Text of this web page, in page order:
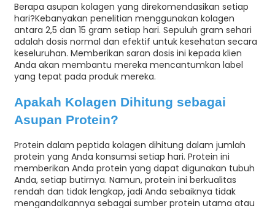
Berapa asupan kolagen yang direkomendasikan setiap
hari?Kebanyakan penelitian menggunakan kolagen
antara 2,5 dan 15 gram setiap hari. Sepuluh gram sehari
adalah dosis normal dan efektif untuk kesehatan secara
keseluruhan. Memberikan saran dosis ini kepada klien
Anda akan membantu mereka mencantumkan label
yang tepat pada produk mereka.
Apakah Kolagen Dihitung sebagai
Asupan Protein?
Protein dalam peptida kolagen dihitung dalam jumlah
protein yang Anda konsumsi setiap hari. Protein ini
memberikan Anda protein yang dapat digunakan tubuh
Anda, setiap butirnya. Namun, protein ini berkualitas
rendah dan tidak lengkap, jadi Anda sebaiknya tidak
mengandalkannya sebagai sumber protein utama atau